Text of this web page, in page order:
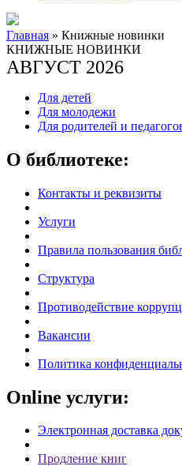
Главная » Книжные новинки
КНИЖНЫЕ НОВИНКИ
АВГУСТ 2026
Для детей
Для молодежи
Для родителей и
О библиотеке:
Контакты и реквизиты
Услуги
Правила пользования
Структура
Противодействие
Вакансии
Политика
Online услуги:
Электронная доставка
Продление книг